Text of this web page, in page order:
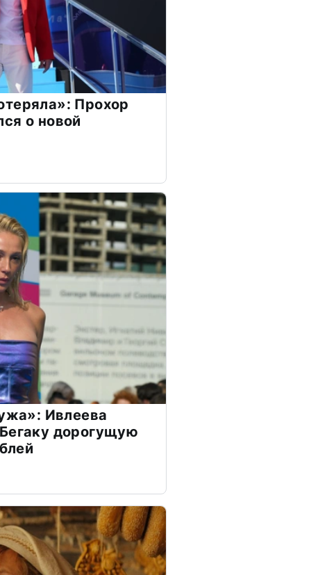
Прохор
о новой
Ивлеева
дорогущую